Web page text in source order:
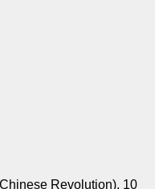
Revolution), 10